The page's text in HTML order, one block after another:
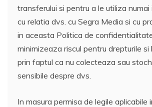
transferului si pentru a le utiliza
cu relatia dvs. cu Segra Media si cu
in aceasta Politica de
minimizeaza riscul pentru drepturile si
prin faptul ca nu colecteaza sau
sensibile despre dvs.
In masura permisa de legile aplicabile